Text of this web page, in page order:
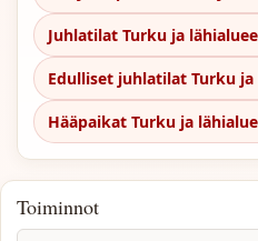
Juhlatilat Turku ja
Edulliset juhlatilat Turku
Hääpaikat Turku ja
Toiminnot